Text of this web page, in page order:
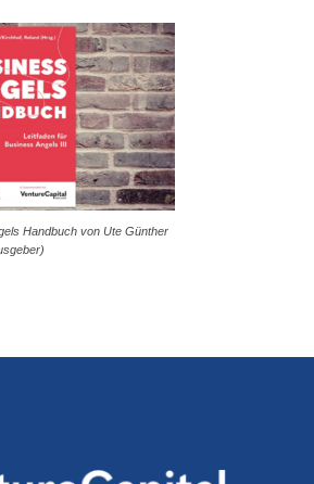
Handbuch von Ute Günther